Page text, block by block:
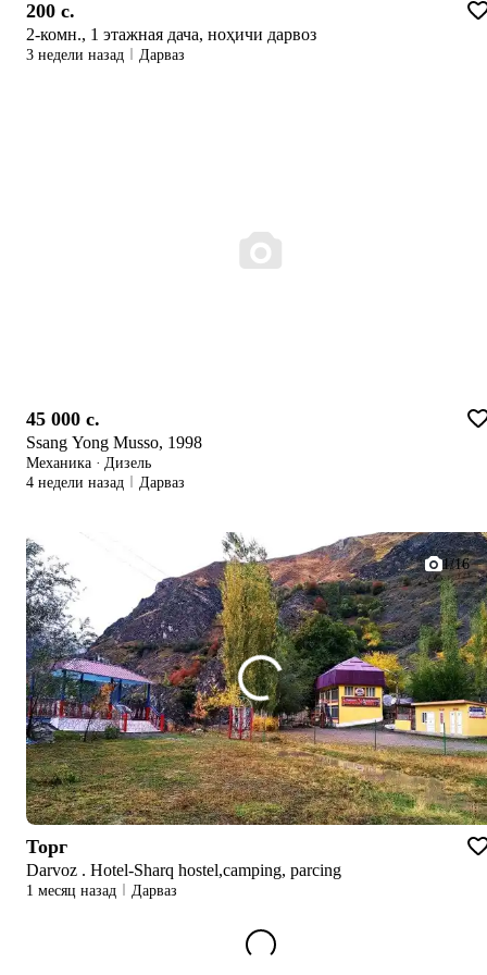
русӣ;Довталабони ҳавасманд метавонанд ҳуҷҷатҳои
худро ба суроғаи электронии hr@icb.tj ирсол
намоянд.Танҳо номзадҳои ба талаботҳои вазифа
200 c.
2-комн., 1 этажная дача, ноҳичи дарвоз
3 недели назад Дарваз
45 000 c.
Ssang Yong Musso, 1998
Механика · Дизель
4 недели назад
Дарваз
1/16
Торг
Darvoz . Hotel-Sharq hostel,camping, parcing
1 месяц назад Дарваз